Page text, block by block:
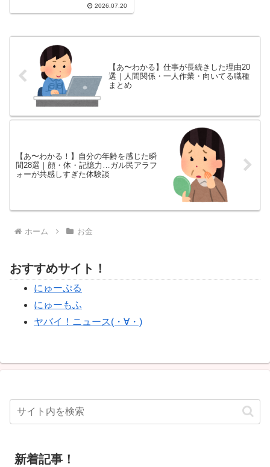
老後資金のリアル、既婚者との温
民25人のリアルな体験談を厳選
してお届けします。
2026.07.20
【あ〜わかる】仕事が長続きした理由20
選｜人間関係・一人作業・向いてる職種
まとめ
【あ〜わかる！】自分の年齢を感じた瞬
間28選｜顔・体・記憶力…ガル民アラフ
ォーが共感しすぎた体験談
ホーム お金
おすすめサイト！
にゅーぷる
にゅーもふ
ヤバイ！ニュース(・∀・)
新着記事！